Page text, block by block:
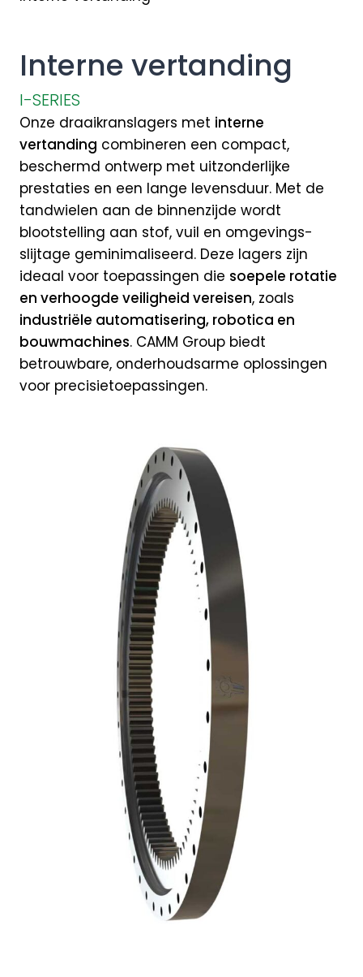
Interne vertanding
I-SERIES
Onze draaikranslagers met interne
vertanding combineren een compact,
beschermd ontwerp met uitzonderlijke
prestaties en een lange levensduur. Met de
tandwielen aan de binnenzijde wordt
blootstelling aan stof, vuil en omgevings­
slijtage geminimaliseerd. Deze lagers zijn
ideaal voor toepassingen die soepele rotatie
en verhoogde veiligheid vereisen, zoals
industriële automatisering, robotica en
bouwmachines. CAMM Group biedt
betrouwbare, onderhoudsarme oplos­singen
voor precisietoepassingen.